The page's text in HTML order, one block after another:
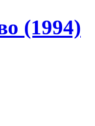
(1994)